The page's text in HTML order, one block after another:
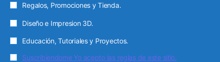
Regalos, Promociones y Tienda.
Diseño e Impresion 3D.
Educación, Tutoriales y Proyectos.
Suscribiendome Yo acepto las reglas de este sitio.